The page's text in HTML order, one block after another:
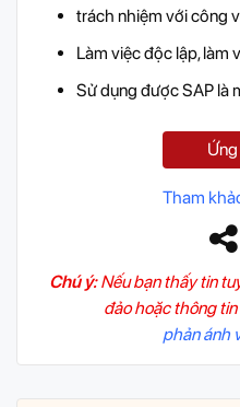
trách nhiệm với công
Làm việc độc lập, làm
Sử dụng được SAP là
Tham
Chú ý:Nếu bạn thấy tin
đảo hoặc thông
phản ánh